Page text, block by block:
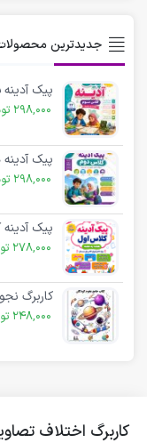
جدیدترین
پیک
298,000
پیک
298,000
پیک
278,000
کاربرگ
248,000
کاربرگ اختلاف